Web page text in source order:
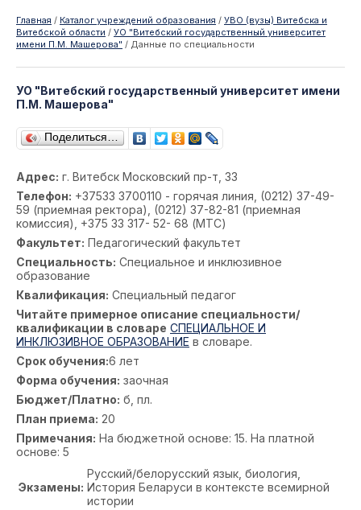
Главная / Каталог учреждений образования / УВО (вузы) Витебска и
Витебской области / УО "Витебский государственный университет
имени П.М. Машерова" / Данные по специальности
УО "Витебский государственный университет имени
П.М. Машерова"
Поделиться…
Адрес: г. Витебск Московский пр-т, 33
Телефон: +37533 3700110 - горячая линия, (0212) 37-49-
59 (приемная ректора), (0212) 37-82-81 (приемная
комиссия), +375 33 317- 52- 68 (МТС)
Факультет: Педагогический факультет
Специальность: Специальное и инклюзивное
образование
Квалификация: Специальный педагог
Читайте примерное описание специальности/
квалификации в словаре СПЕЦИАЛЬНОЕ И
ИНКЛЮЗИВНОЕ ОБРАЗОВАНИЕ в словаре.
Срок обучения:6 лет
Форма обучения: заочная
Бюджет/Платно: б, пл.
План приема: 20
Примечания: На бюджетной основе: 15. На платной
основе: 5
Экзамены:
Русский/белорусский язык, биология,
История Беларуси в контексте всемирной
истории